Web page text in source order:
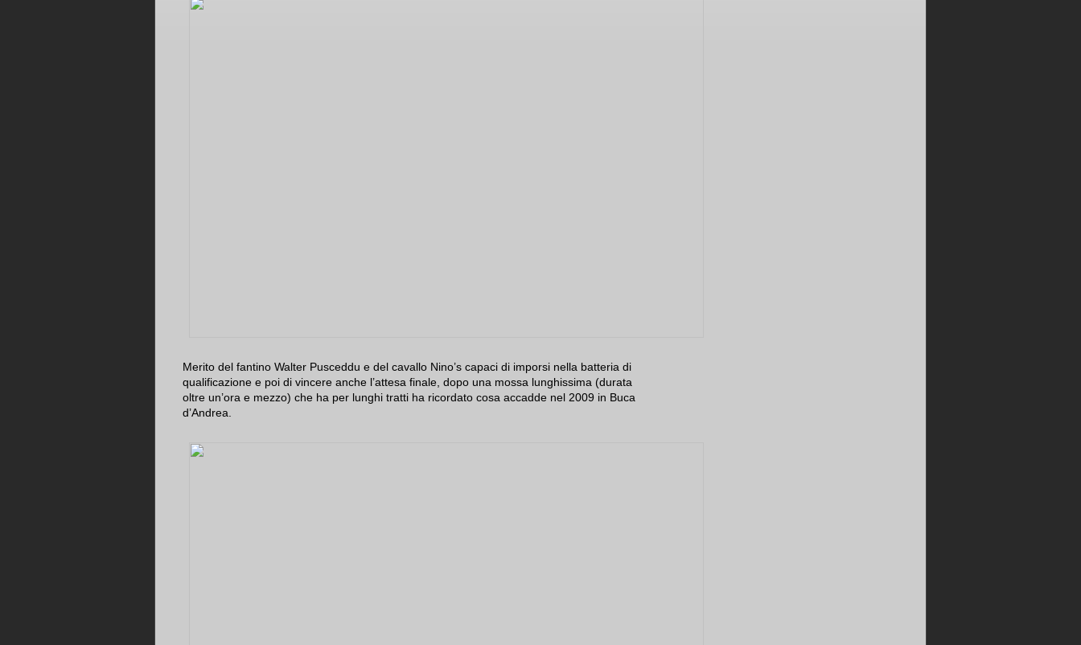
Merito del fantino Walter Pusceddu e del cavallo Nino’s capaci di imporsi nella batteria di
qualificazione e poi di vincere anche l’attesa finale, dopo una mossa lunghissima (durata
oltre un’ora e mezzo) che ha per lunghi tratti ha ricordato cosa accadde nel 2009 in Buca
d’Andrea.